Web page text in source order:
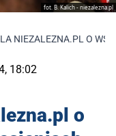
fot. B. Kalich - niezalezna.pl
NIEZALEZNA.PL O
18:02
o